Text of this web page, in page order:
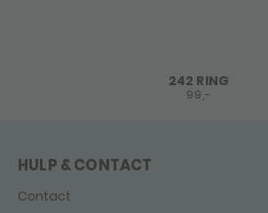
242 RING
99,-
HULP & CONTACT
Contact